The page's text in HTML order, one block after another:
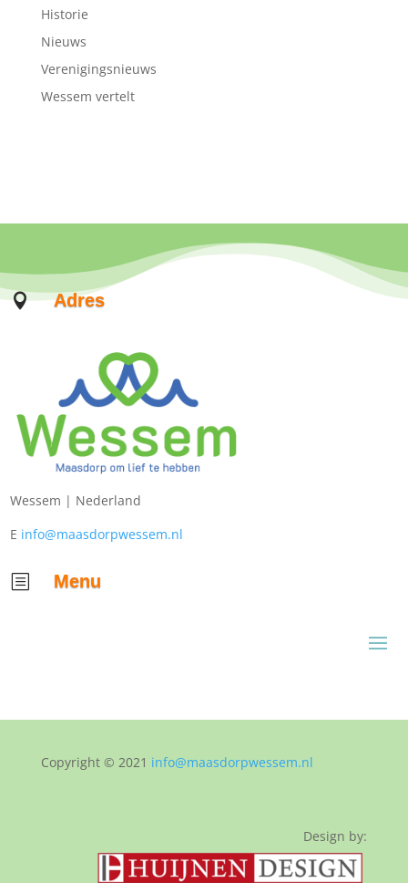
Historie
Nieuws
Verenigingsnieuws
Wessem vertelt
 Adres
Wessem | Nederland
E info@maasdorpwessem.nl
b Menu
Copyright © 2021 info@maasdorpwessem.nl
Design by: